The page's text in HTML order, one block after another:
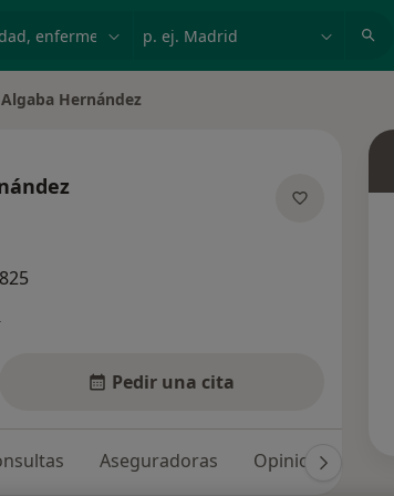
ciudadHernández
Pedir una cita
Aseguradoras Opiniones (149)